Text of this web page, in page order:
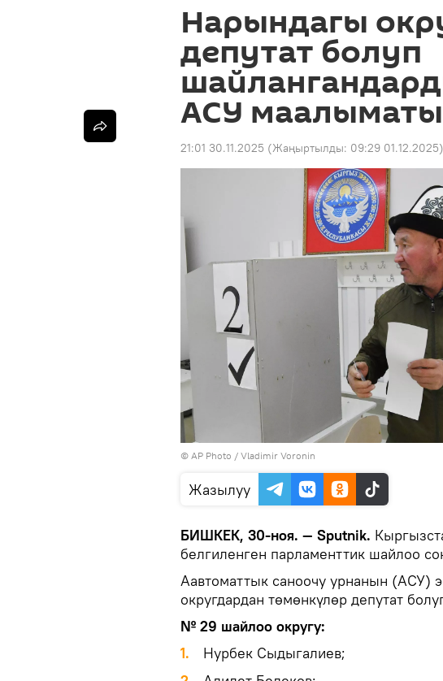
Нарындагы
депутат болуп
АСУ маалыматы
21:01 30.11.2025 (Жаңыртылды: 09:29 01.12.2025)
© AP Photo / Vladimir Voronin
Жазылуу
БИШКЕК, 30-ноя. — Sputnik.
белгиленген парламенттик шайлоо
Аавтоматтык саноочу урнанын (АСУ)
округдардан төмөнкүлөр депутат
№ 29 шайлоо округу:
1.
Нурбек Сыдыгалиев;